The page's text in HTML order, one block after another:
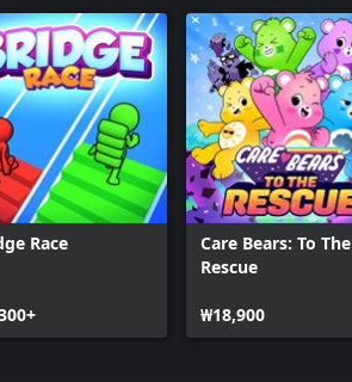
Race
Care Bears: To The
Rescue
₩18,900